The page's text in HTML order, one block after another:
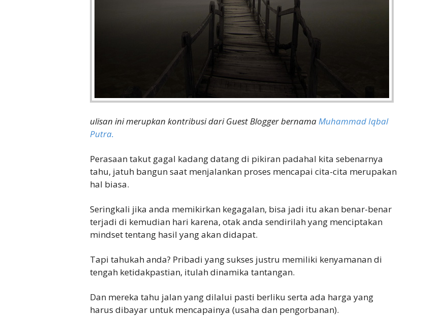
ulisan ini merupkan kontribusi dari Guest Blogger bernamaMuhammad Iqbal
Putra.
Perasaan takut gagal kadang datang di pikiran padahal kita sebenarnya
tahu, jatuh bangun saat menjalankan proses mencapai cita-cita merupakan
hal biasa.
Seringkali jika anda memikirkan kegagalan, bisa jadi itu akan benar-benar
terjadi di kemudian hari karena, otak anda sendirilah yang menciptakan
mindset tentang hasil yang akan didapat.
Tapi tahukah anda? Pribadi yang sukses justru memiliki kenyamanan di
tengah ketidakpastian, itulah dinamika tantangan.
Dan mereka tahu jalan yang dilalui pasti berliku serta ada harga yang
harus dibayar untuk mencapainya (usaha dan pengorbanan).